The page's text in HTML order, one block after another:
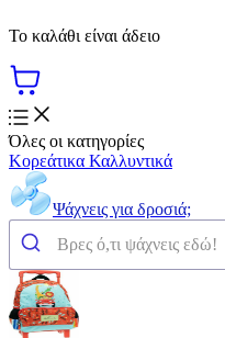
Το καλάθι είναι άδειο
Όλες οι κατηγορίες
Κορεάτικα Καλλυντικά
Ψάχνεις για δροσιά;